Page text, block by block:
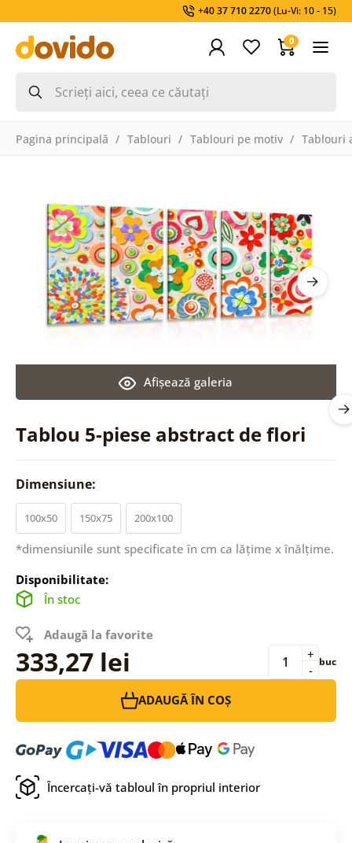
+40 37 710 2270(Lu-Vi: 10 - 15)
0
Pagina principală Tablouri Tablouri pe motiv Tablouri
Tablou 5-piese abstract de flori
Afişează galeria
Dimensiune:
100x50 150x75 200x100
*dimensiunile sunt specificate în cm ca lățime x înălțime.
Disponibilitate:
În stoc
Adaugă la favorite
333,27 lei -
+ buc
ADAUGĂ ÎN COȘ
Încercați-vă tabloul în propriul interior